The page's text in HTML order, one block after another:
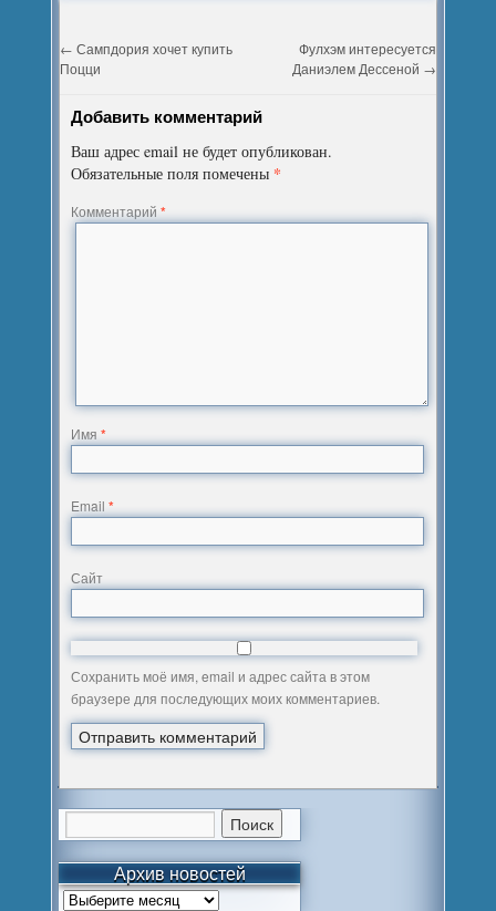
← Сампдория хочет купить
Поцци
Фулхэм интересуется
Даниэлем Дессеной →
Добавить комментарий
Ваш адрес email не будет опубликован.
Обязательные поля помечены *
Комментарий*
Имя*
Email*
Сайт
Сохранить моё имя, email и адрес сайта в этом
браузере для последующих моих комментариев.
Архив новостей